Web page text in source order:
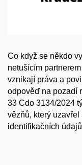
Co když se někdo
netušícím
vznikají práva a
odpověď na pozadí
33 Cdo 3134/2024
vězňů, který
identifikačních